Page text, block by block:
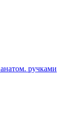
ручками